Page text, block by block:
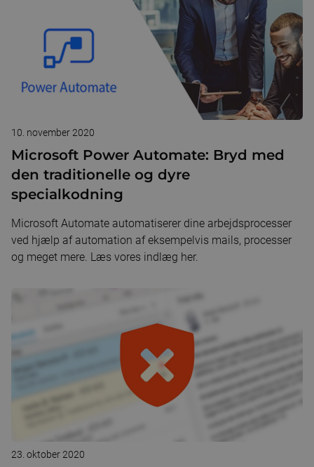
10. november 2020
Microsoft Power Automate: Bryd med
den traditionelle og dyre
specialkodning
Microsoft Automate automatiserer dine arbejdsprocesser
ved hjælp af automation af eksempelvis mails, processer
og meget mere. Læs vores indlæg her.
23. oktober 2020